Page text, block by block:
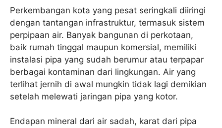
Perkembangan kota yang pesat seringkali diiringi
dengan tantangan infrastruktur, termasuk sistem
perpipaan air. Banyak bangunan di perkotaan,
baik rumah tinggal maupun komersial, memiliki
instalasi pipa yang sudah berumur atau terpapar
berbagai kontaminan dari lingkungan. Air yang
terlihat jernih di awal mungkin tidak lagi demikian
setelah melewati jaringan pipa yang kotor.
Endapan mineral dari air sadah, karat dari pipa